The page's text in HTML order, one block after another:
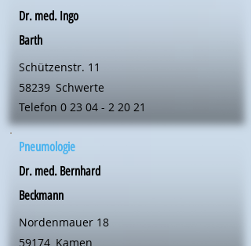
Dr. med. Ingo
Barth
Schützenstr. 11
58239 Schwerte
Telefon 0 23 04 - 2 20 21
Pneumologie
Dr. med. Bernhard
Beckmann
Nordenmauer 18
59174 Kamen